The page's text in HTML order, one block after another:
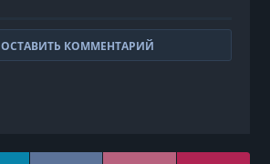
ОСТАВИТЬ КОММЕНТАРИЙ